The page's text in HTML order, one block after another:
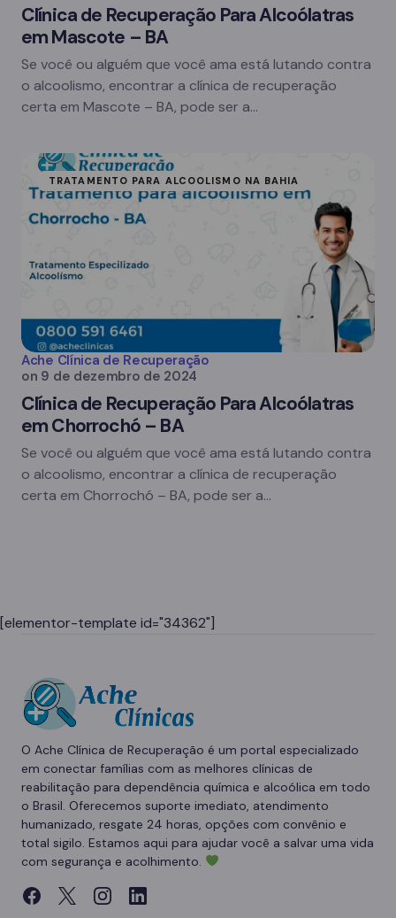
Clínica de Recuperação Para Alcoólatras
em Mascote – BA
Se você ou alguém que você ama está lutando contra
o alcoolismo, encontrar a clínica de recuperação
certa em Mascote – BA, pode ser a…
TRATAMENTO PARA ALCOOLISMO NA BAHIA
Ache Clínica de Recuperação
on 9 de dezembro de 2024
Clínica de Recuperação Para Alcoólatras
em Chorrochó – BA
Se você ou alguém que você ama está lutando contra
o alcoolismo, encontrar a clínica de recuperação
certa em Chorrochó – BA, pode ser a…
[elementor-template id="34362"]
O Ache Clínica de Recuperação é um portal especializado
em conectar famílias com as melhores clínicas de
reabilitação para dependência química e alcoólica em todo
o Brasil. Oferecemos suporte imediato, atendimento
humanizado, resgate 24 horas, opções com convênio e
total sigilo. Estamos aqui para ajudar você a salvar uma vida
com segurança e acolhimento.